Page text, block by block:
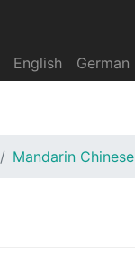
English German
Mandarin Chinese